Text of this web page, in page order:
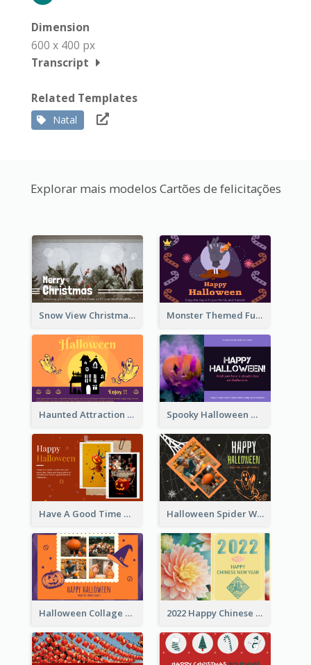
Dimension
600 x 400 px
Transcript
Related Templates
Natal
Explorar mais modelos Cartões de felicitações
Snow View Christmas Card With Simple Design Monster Themed Fun Halloween Greeting Card
Haunted Attraction Themed Halloween Card Spooky Halloween Greeting Card
Have A Good Time This Halloween Greeting Card Halloween Spider Web Greeting Card
Halloween Collage Greeting Card 2022 Happy Chinese New Year Flower Photo Greeting Card